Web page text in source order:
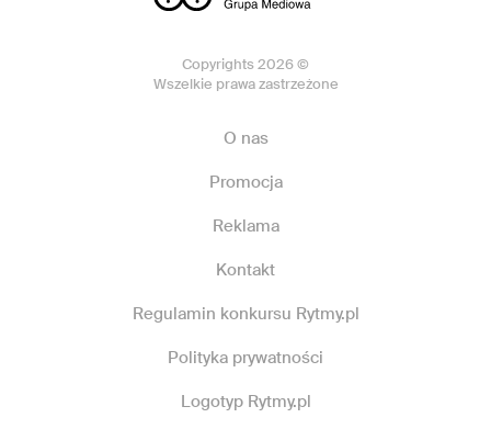
Copyrights 2026 ©
Wszelkie prawa zastrzeżone
O nas
Promocja
Reklama
Kontakt
Regulamin konkursu Rytmy.pl
Polityka prywatności
Logotyp Rytmy.pl